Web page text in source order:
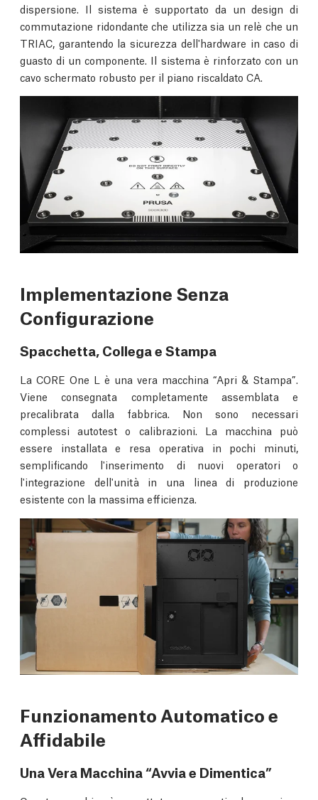
dispersione. Il sistema è supportato da un design di
commutazione ridondante che utilizza sia un relè che un
TRIAC, garantendo la sicurezza dell'hardware in caso di
guasto di un componente. Il sistema è rinforzato con un
cavo schermato robusto per il piano riscaldato CA.
Implementazione Senza
Configurazione
Spacchetta, Collega e Stampa
La CORE One L è una vera macchina “Apri & Stampa”.
Viene consegnata completamente assemblata e
precalibrata dalla fabbrica. Non sono necessari
complessi autotest o calibrazioni. La macchina può
essere installata e resa operativa in pochi minuti,
semplificando l'inserimento di nuovi operatori o
l'integrazione dell'unità in una linea di produzione
esistente con la massima efficienza.
Funzionamento Automatico e
Affidabile
Una Vera Macchina “Avvia e Dimentica”